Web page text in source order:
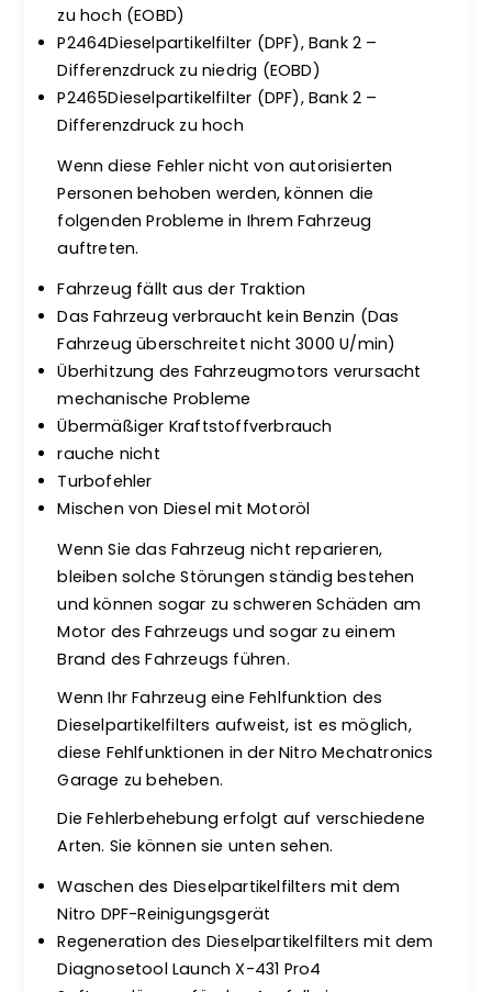
zu hoch (EOBD)
P2464Dieselpartikelfilter (DPF), Bank 2 –
Differenzdruck zu niedrig (EOBD)
P2465Dieselpartikelfilter (DPF), Bank 2 –
Differenzdruck zu hoch
Wenn diese Fehler nicht von autorisierten
Personen behoben werden, können die
folgenden Probleme in Ihrem Fahrzeug
auftreten.
Fahrzeug fällt aus der Traktion
Das Fahrzeug verbraucht kein Benzin (Das
Fahrzeug überschreitet nicht 3000 U/min)
Überhitzung des Fahrzeugmotors verursacht
mechanische Probleme
Übermäßiger Kraftstoffverbrauch
rauche nicht
Turbofehler
Mischen von Diesel mit Motoröl
Wenn Sie das Fahrzeug nicht reparieren,
bleiben solche Störungen ständig bestehen
und können sogar zu schweren Schäden am
Motor des Fahrzeugs und sogar zu einem
Brand des Fahrzeugs führen.
Wenn Ihr Fahrzeug eine Fehlfunktion des
Dieselpartikelfilters aufweist, ist es möglich,
diese Fehlfunktionen in der Nitro Mechatronics
Garage zu beheben.
Die Fehlerbehebung erfolgt auf verschiedene
Arten. Sie können sie unten sehen.
Waschen des Dieselpartikelfilters mit dem
Nitro DPF-Reinigungsgerät
Regeneration des Dieselpartikelfilters mit dem
Diagnosetool Launch X-431 Pro4